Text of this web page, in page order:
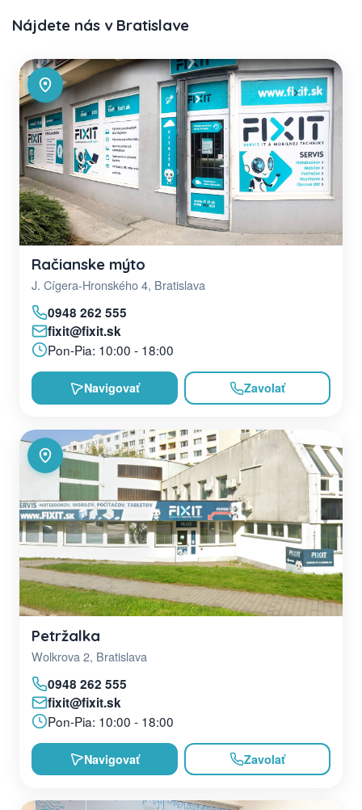
Nájdete nás v Bratislave
Račianske mýto
J. Cígera-Hronského 4, Bratislava
0948 262 555
fixit@fixit.sk
Pon-Pia: 10:00 - 18:00
Navigovať Zavolať
Petržalka
Wolkrova 2, Bratislava
0948 262 555
fixit@fixit.sk
Pon-Pia: 10:00 - 18:00
Navigovať Zavolať